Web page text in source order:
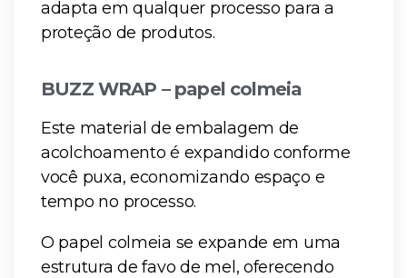
adapta em qualquer processo para a
proteção de produtos.
BUZZ WRAP – papel colmeia
Este material de embalagem de
acolchoamento é expandido conforme
você puxa, economizando espaço e
tempo no processo.
O papel colmeia se expande em uma
estrutura de favo de mel, oferecendo